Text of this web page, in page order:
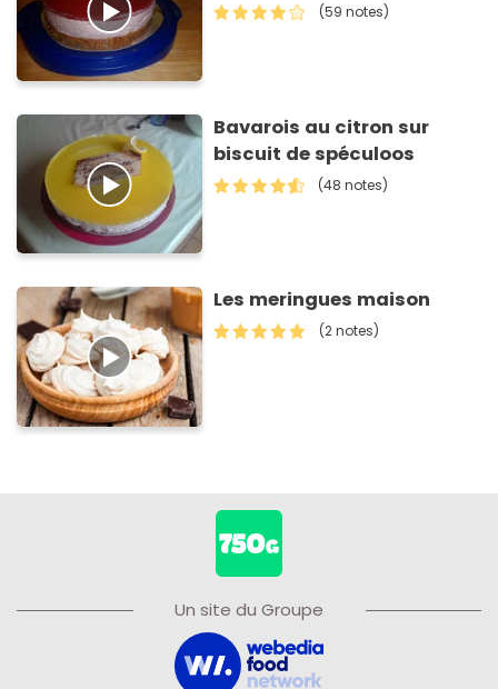
(59 notes)
Bavarois au citron sur
biscuit de spéculoos
(48 notes)
Les meringues maison
(2 notes)
Un site du Groupe